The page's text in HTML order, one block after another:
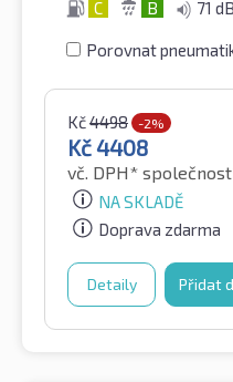
C B 71 dB
Porovnat
Kč4498 -2%
Kč4408
vč. DPH*
NA SKLADĚ
Doprava zdarma
Detaily Přidat